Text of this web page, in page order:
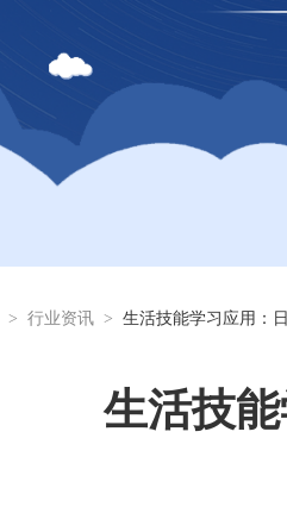
> 行业资讯 > 生活技能学习应用：
生活技